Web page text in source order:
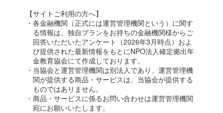
【サイトご利用の方へ】
・各金融機関（正式には運営管理機関という）に関す
る情報は、独自プランをお持ちの金融機関様からご
回答いただいたアンケート（2026年3月時点）およ
び提供された最新情報をもとにNPO法人確定拠出年
金教育協会にて作成しております。
・当協会と運営管理機関は別法人であり、運営管理機
関が提供する商品・サービスは、当協会が提供する
ものではありません。
・商品・サービスに係るお問い合わせは運営管理機関
宛にお願いいたします。